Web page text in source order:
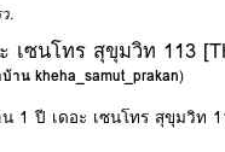
.
เซนโทร สุขุมวิท 113
บ้าน kheha_samut_prakan)
1 ปี เดอะ เซนโทร สุขุมวิท